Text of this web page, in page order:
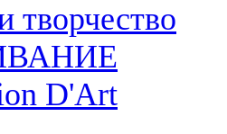
творчество
D'Art